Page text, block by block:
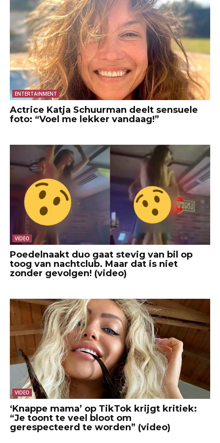
ENTERTAINMENT
Actrice Katja Schuurman deelt sensuele
foto: “Voel me lekker vandaag!”
VIDEO
Poedelnaakt duo gaat stevig van bil op
toog van nachtclub. Maar dat is niet
zonder gevolgen! (video)
VIDEO
‘Knappe mama’ op TikTok krijgt kritiek:
“Je toont te veel bloot om
gerespecteerd te worden” (video)